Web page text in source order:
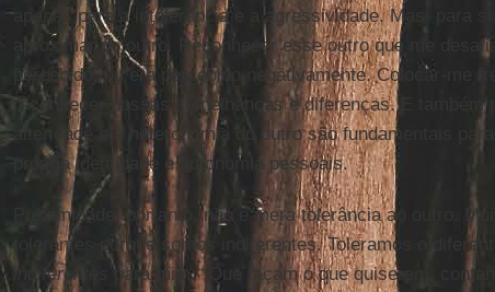
apenas para a intolerância e a agressividade. Mas, para
aproximar do outro. Reconhecer esse outro que me
percebido, ou era percebido negativamente. Colocar-me
reconhecer nossas semelhanças e diferenças. E também
alteridade e a heteronomia do outro são fundamentais
própria identidade e autonomia pessoais.
Proximidade, portanto, não é mera tolerância ao outro.
tolerantes porque somos indiferentes. Toleramos o
indiferentes
para mim: “Que façam o que quiserem,